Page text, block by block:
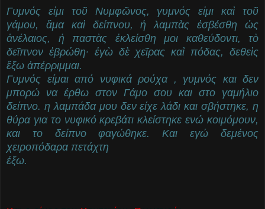
Γυμνός εἰμι τοῦ Νυμφῶνος, γυμνός εἰμι καὶ τοῦ
γάμου, ἅμα καὶ δείπνου, ἡ λαμπὰς ἐσβέσθη ὡς
ἀνέλαιος, ἡ παστὰς ἐκλείσθη μοι καθεύδοντι, τὸ
δεῖπνον ἐβρώθη· ἐγὼ δὲ χεῖρας καὶ πόδας, δεθεὶς
ἔξω ἀπέρριμμαι.
Γυμνός είμαι από νυφικά ρούχα , γυμνός και δεν
μπορώ να έρθω στον Γάμο σου και στο γαμήλιο
δείπνο. η λαμπάδα μου δεν είχε λάδι και σβήστηκε, η
θύρα για το νυφικό κρεβάτι κλείστηκε ενώ κοιμόμουν,
και το δείπνο φαγώθηκε. Και εγώ δεμένος
χειροπόδαρα πετάχτη
έξω.